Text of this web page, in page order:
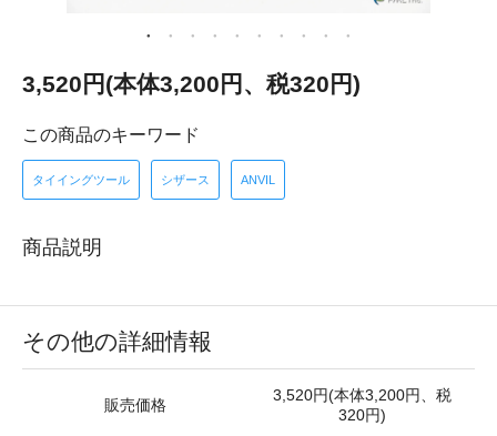
3,520円(本体3,200円、税320円)
この商品のキーワード
タイイングツール シザース ANVIL
商品説明
その他の詳細情報
販売価格
3,520円(本体3,200円、税
320円)